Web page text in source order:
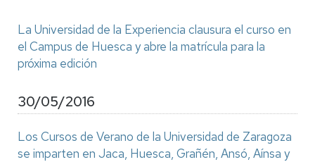
La Universidad de la Experiencia clausura el curso en
el Campus de Huesca y abre la matrícula para la
próxima edición
30/05/2016
Los Cursos de Verano de la Universidad de Zaragoza
se imparten en Jaca, Huesca, Grañén, Ansó, Aínsa y